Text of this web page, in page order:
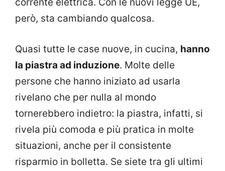
corrente elettrica. Con le nuovi legge UE,
però, sta cambiando qualcosa.
Quasi tutte le case nuove, in cucina, hanno
la piastra ad induzione. Molte delle
persone che hanno iniziato ad usarla
rivelano che per nulla al mondo
tornerebbero indietro: la piastra, infatti, si
rivela più comoda e più pratica in molte
situazioni, anche per il consistente
risparmio in bolletta. Se siete tra gli ultimi